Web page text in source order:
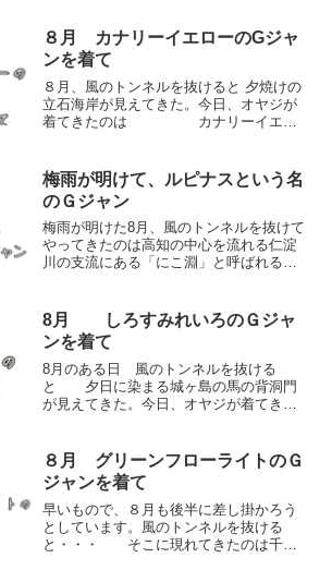
８月 カナリーイエローのGジャ
ンを着て
８月、風のトンネルを抜けると 夕焼けの
立石海岸が見えてきた。今日、オヤジが
着てきたのは カナリーイエロ
も似つきそうもありません。（笑カナリ
ーイエロー HEX ...
梅雨が明けて、ルピナスという名
のＧジャン
梅雨が明けた8月、風のトンネルを抜けて
やってきたのは高知の中心を流れる仁淀
川の支流にある「にこ淵」と呼ばれると
に乗ったかのようにしばし、普段の雑踏
の疲れを忘れさせてくれ...
8月 しろすみれいろのＧジャ
ンを着て
8月のある日 風のトンネルを抜ける
と 夕日に染まる城ヶ島の馬の背洞門
が見えてきた。今日、オヤジが着てきた
す。（オヤジとは真逆な響きです）
｛しろすみれいろ #eaed...
８月 グリーンフローライトのＧ
ジャンを着て
早いもので、８月も後半に差し掛かろう
としています。風のトンネルを抜ける
と・・・ そこに現れてきたのは千条